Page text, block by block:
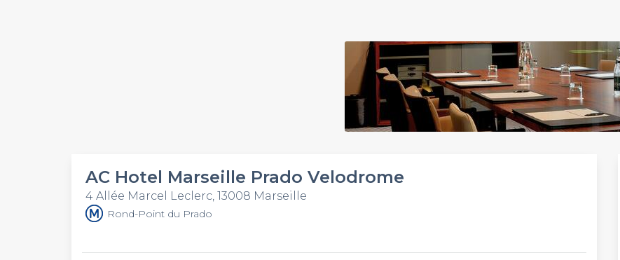
AC Hotel Marseille Prado Velodrome
4 Allée Marcel Leclerc, 13008 Marseille
Rond-Point du Prado